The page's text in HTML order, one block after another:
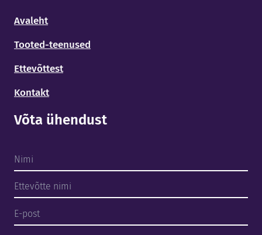
Tooted - Teenused
Tehtud tööd
Meeskond
Kontakt
Avaleht
Tooted-teenused
Ettevõttest
Kontakt
Võta ühendust